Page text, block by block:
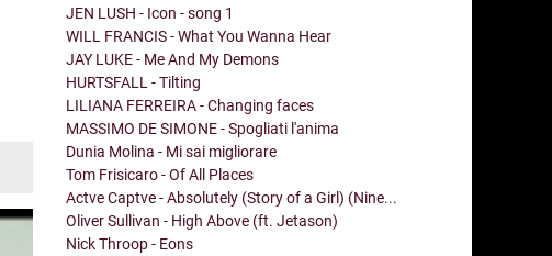
JEN LUSH - Icon - song 1
WILL FRANCIS - What You Wanna Hear
JAY LUKE - Me And My Demons
HURTSFALL - Tilting
LILIANA FERREIRA - Changing faces
MASSIMO DE SIMONE - Spogliati l'anima
Dunia Molina - Mi sai migliorare
Tom Frisicaro - Of All Places
Actve Captve - Absolutely (Story of a Girl) (Nine...
Oliver Sullivan - High Above (ft. Jetason)
Nick Throop - Eons